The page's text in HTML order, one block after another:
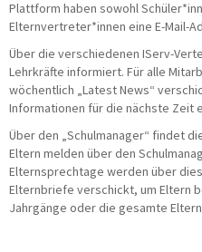
Plattform haben sowohl
Elternvertreter*innen eine E-Mail-
Über die verschiedenen IServ-
Lehrkräfte informiert. Für alle
wöchentlich „Latest News“
Informationen für die nächste Zeit
Über den „Schulmanager“ findet
Eltern melden über den
Elternsprechtage werden über
Elternbriefe verschickt, um Eltern
Jahrgänge oder die gesamte